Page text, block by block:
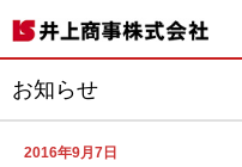
お知らせ
2016年9月7日